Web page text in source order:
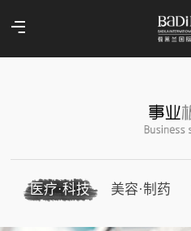
医疗·科技 美容·制药